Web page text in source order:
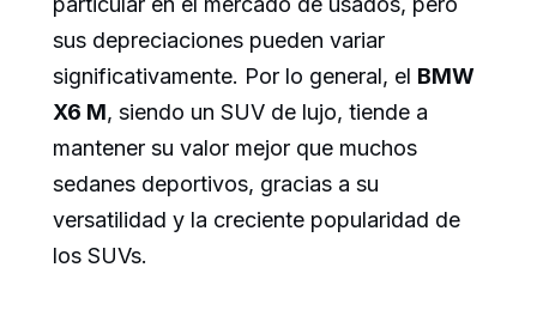
sus depreciaciones pueden variar
significativamente. Por lo general, el BMW
X6 M, siendo un SUV de lujo, tiende a
mantener su valor mejor que muchos
sedanes deportivos, gracias a su
versatilidad y la creciente popularidad de
los SUVs.